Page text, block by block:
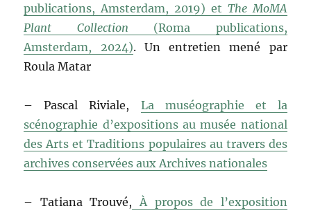
publications, Amsterdam, 2019) et The MoMA
Plant Collection (Roma publications,
Amsterdam, 2024). Un entretien mené par
Roula Matar
– Pascal Riviale, La muséographie et la
scénographie d’expositions au musée national
des Arts et Traditions populaires au travers des
archives conservées aux Archives nationales
– Tatiana Trouvé, À propos de l’exposition